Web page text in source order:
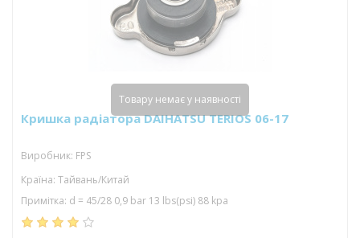
Кришка радіатора DAIHATSU TERIOS 06-17
Виробник: FPS
Країна: Тайвань/Китай
Примітка: d = 45/28 0,9 bar 13 lbs(psi) 88 kpa
Товару немає у наявності